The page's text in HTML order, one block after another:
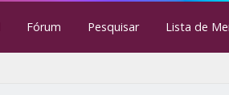
Fórum Pesquisar Lista de